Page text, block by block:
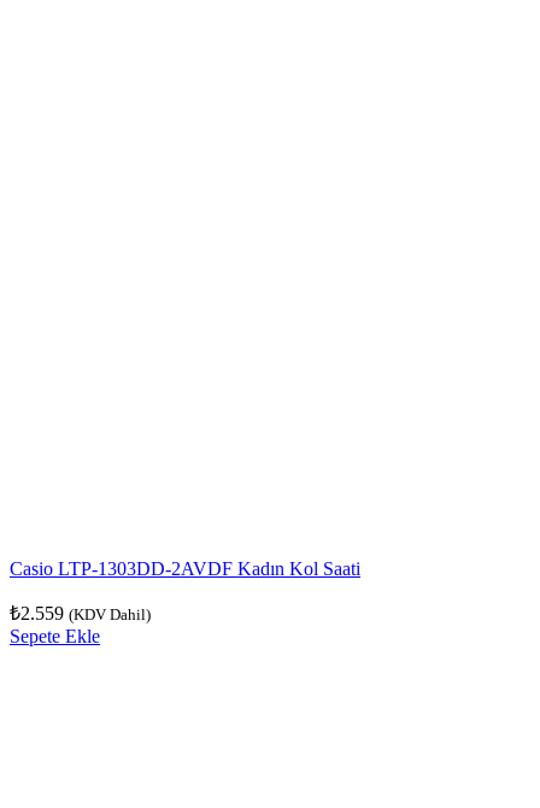
Casio LTP-1303DD-2AVDF Kadın Kol Saati
₺2.559 (KDV Dahil)
Sepete Ekle